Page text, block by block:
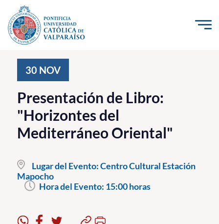
Click acá para ir directamente al contenido
Investigación, Creación e Innovación
PUCV Internacional
Vinculación con el Medio
Pregrado
Postgrado
Formación Continua
30 NOV
Presentación de Libro:
"Horizontes del
Mediterráneo Oriental"
Lugar del Evento:Centro Cultural Estación
Mapocho
Hora del Evento: 15:00 horas